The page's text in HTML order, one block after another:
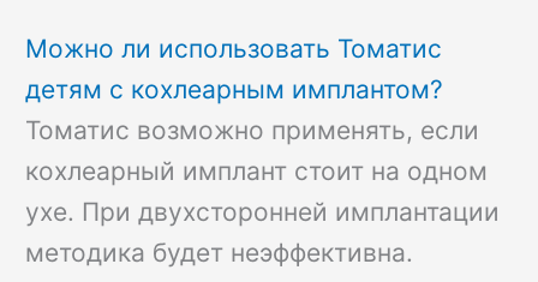
Можно ли использовать Томатис
детям с кохлеарным имплантом?
Томатис возможно применять, если
кохлеарный имплант стоит на одном
ухе. При двухсторонней имплантации
методика будет неэффективна.